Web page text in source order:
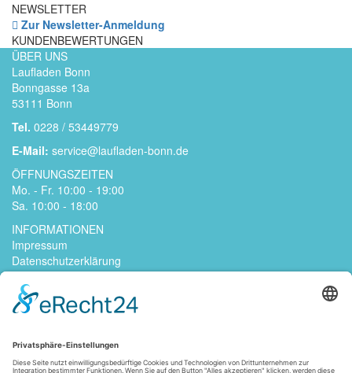
NEWSLETTER
Zur Newsletter-Anmeldung
KUNDENBEWERTUNGEN
ÜBER UNS
Laufladen Bonn
Bonngasse 13a
53111 Bonn
Tel. 0228 / 53449779
E-Mail: service@laufladen-bonn.de
ÖFFNUNGSZEITEN
Mo. - Fr. 10:00 - 19:00
Sa. 10:00 - 18:00
INFORMATIONEN
Impressum
Datenschutzerklärung
Kontakt
Jobs
AGB
Zahlungsarten